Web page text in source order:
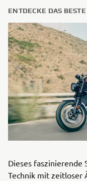
ENTDECKE DAS
Dieses faszinierende
Technik mit zeitloser